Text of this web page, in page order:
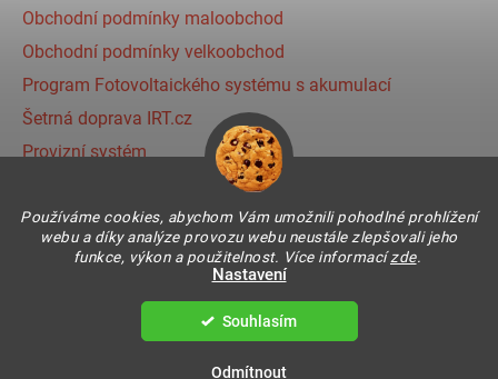
Používáme cookies, abychom Vám umožnili pohodlné prohlížení
webu a díky analýze provozu webu neustále zlepšovali jeho
funkce, výkon a použitelnost. Více informacízde.
Nastavení
Odmítnout
Souhlasím
Obchodní podmínky maloobchod
Obchodní podmínky velkoobchod
Program Fotovoltaického systému s akumulací
Šetrná doprava IRT.cz
Provizní systém
Instagram